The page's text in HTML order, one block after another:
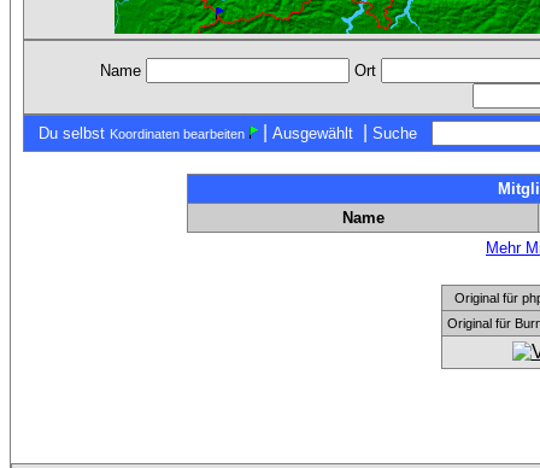
Name Ort
Du selbst Koordinaten bearbeiten | Ausgewählt Suche
Name
Mehr
Original für
Original für